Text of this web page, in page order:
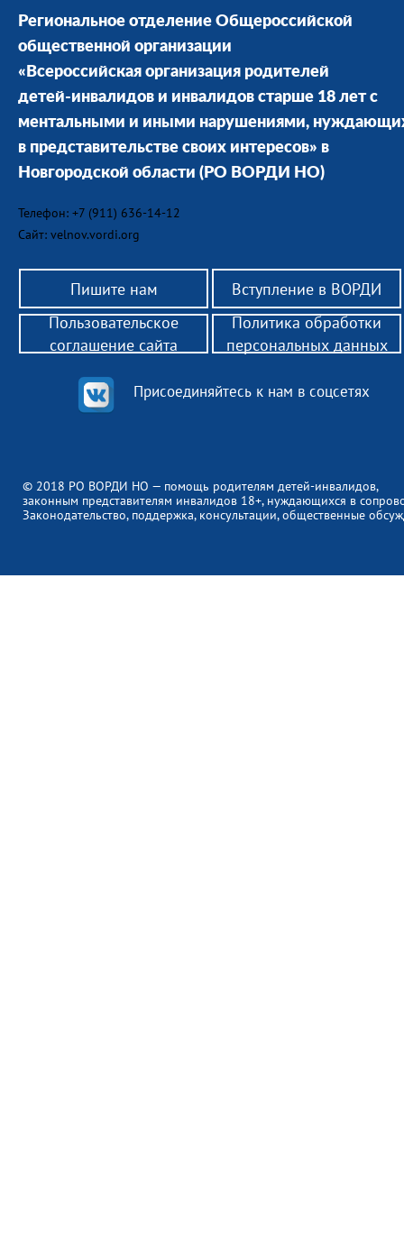
Региональное отделение Общероссийской
общественной организации
«Всероссийская организация родителей
детей-инвалидов и инвалидов старше 18 лет с
ментальными и иными нарушениями,
в представительстве своих интересов» в
Новгородской области (РО ВОРДИ НО)
Телефон: +7 (911) 636-14-12
Сайт: velnov.vordi.org
Пишите нам Вступление в ВОРДИ
© 2018 РО ВОРДИ НО — помощь родителям детей-инвалидов,
законным представителям инвалидов 18+, нуждающихся в
Законодательство, поддержка, консультации, общественные
Присоединяйтесь к нам в соцсетях
Пользовательское
соглашение сайта
Политика обработки
персональных данных